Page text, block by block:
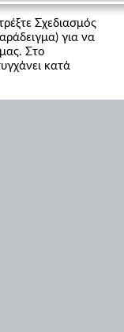
Σχεδιασμός
για να
Στο
κατά